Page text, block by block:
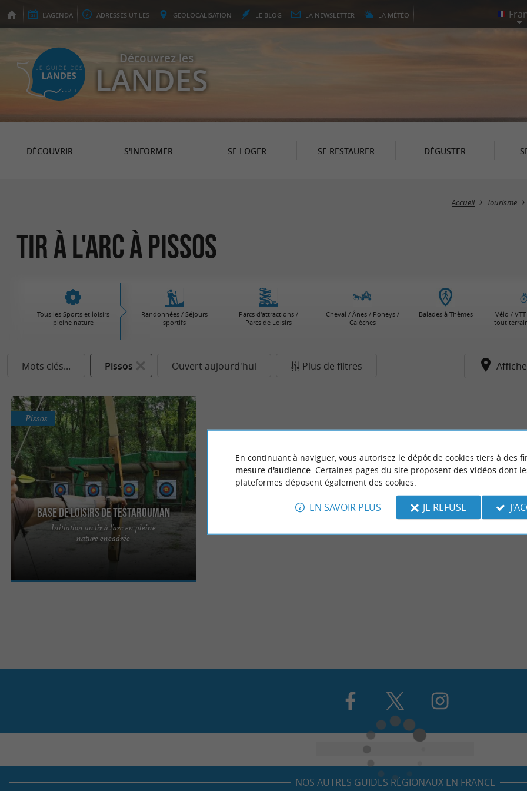
L'AGENDA ADRESSES UTILES GEOLOCALISATION LE BLOG LA NEWSLETTER LA MÉTÉO
Découvrez les
LANDES
DÉCOUVRIR S'INFORMER SE LOGER SE RESTAURER DÉGUSTER
Accueil Tourisme
Tir à l'Arc à Pissos
Tous les Sports et loisirs
pleine nature
Randonnées / Séjours
sportifs
Parcs d'attractions /
Parcs de Loisirs
Cheval / Ânes / Poneys /
Calèches
Balades à Thèmes
Vélo /
tout
Mots clés... Pissos Ouvert aujourd'hui Plus de filtres
Base de Loisirs de Testarouman
Initiation au tir à l’arc en pleine
nature encadrée
Pissos
Cette activité est avant tout une découverte de ce
sport plutôt méconnu et encadrée par un
NOS AUTRES GUIDES RÉGIONAUX EN FRANCE
En continuant à naviguer, vous autorisez le dépôt de cookies tiers à des
mesure d'audience. Certaines pages du site proposent des vidéosdont
plateformes déposent également des cookies.
EN SAVOIR PLUS JE REFUSE